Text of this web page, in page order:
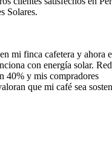
Solares.
mi finca cafetera y ahora
con energía solar.
40% y mis compradores
que mi café sea